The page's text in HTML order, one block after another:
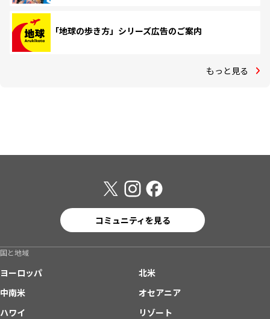
「地球の歩き方」シリーズ広告のご案内
もっと見る
コミュニティを見る
国と地域
ヨーロッパ
北米
中南米
オセアニア
ハワイ
リゾート